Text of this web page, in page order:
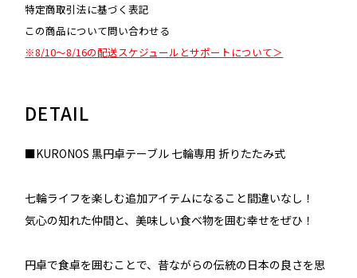
特定商取引法に基づく表記
この商品について問い合わせる
※8/10～8/16の配送スケジュールとサポートについて＞
DETAIL
■KURONOS 黒円卓テーブル 七輪専用 折りたたみ式
七輪ライフを楽しむ追加アイテムになること間違いなし！
気心の知れた仲間と、美味しい食べ物を囲む幸せをぜひ！
円卓で食卓を囲むことで、昔ながらの伝統の日本の良さを思